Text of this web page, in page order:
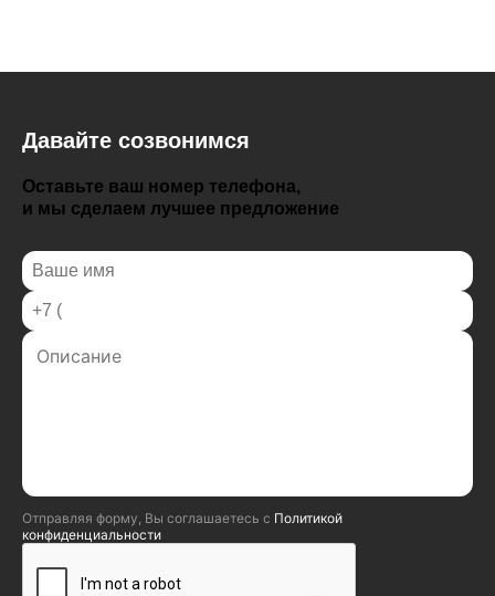
Давайте созвонимся
Оставьте ваш номер телефона,
и мы сделаем лучшее предложение
Отправляя форму, Вы соглашаетесь с Политикой
конфиденциальности